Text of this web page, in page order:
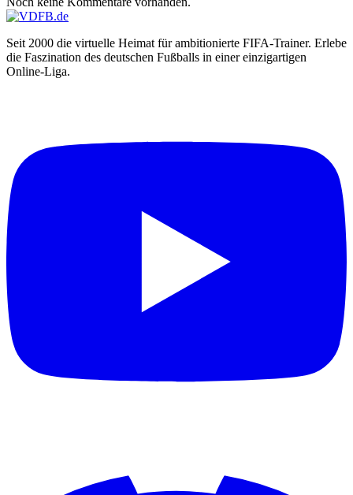
Seit 2000 die virtuelle Heimat für ambitionierte FIFA-Trainer. Erlebe
die Faszination des deutschen Fußballs in einer einzigartigen
Online-Liga.